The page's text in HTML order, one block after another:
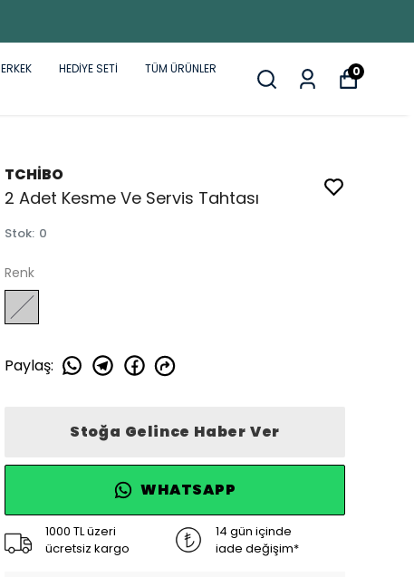
ERKEK HEDİYE SETİ
TÜM ÜRÜNLER
0
TCHİBO
2 Adet Kesme Ve Servis Tahtası
Stok: 0
Renk
Paylaş:
Stoğa Gelince Haber Ver
WHATSAPP
1000 TL üzeri
ücretsiz kargo
14 gün içinde
iade değişim*